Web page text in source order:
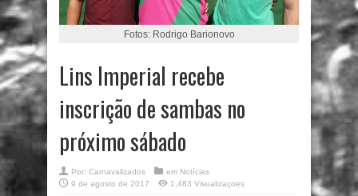
Fotos: Rodrigo Barionovo
Lins Imperial recebe
inscrição de sambas no
próximo sábado
Por: Carnavalizados em Notícias
9 de agosto de 2017
1,483 Visualizaçoes